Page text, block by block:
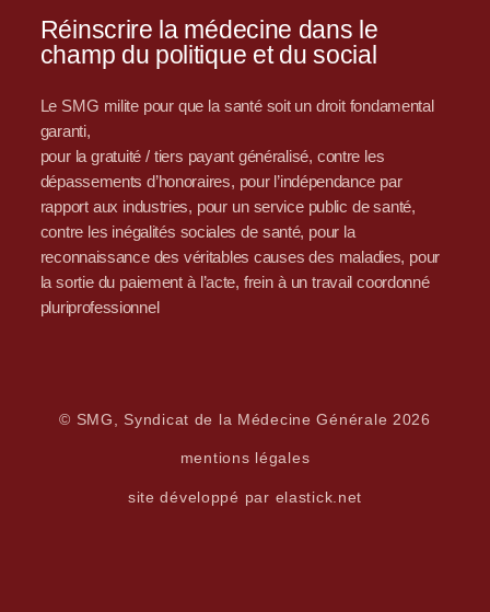
Réinscrire la médecine dans le
champ du politique et du social
Le SMG milite pour que la santé soit un droit fondamental
garanti,
pour la gratuité / tiers payant généralisé, contre les
dépassements d’honoraires, pour l’indépendance par
rapport aux industries, pour un service public de santé,
contre les inégalités sociales de santé, pour la
reconnaissance des véritables causes des maladies, pour
la sortie du paiement à l’acte, frein à un travail coordonné
pluriprofessionnel
© SMG, Syndicat de la Médecine Générale 2026
mentions légales
site développé par elastick.net